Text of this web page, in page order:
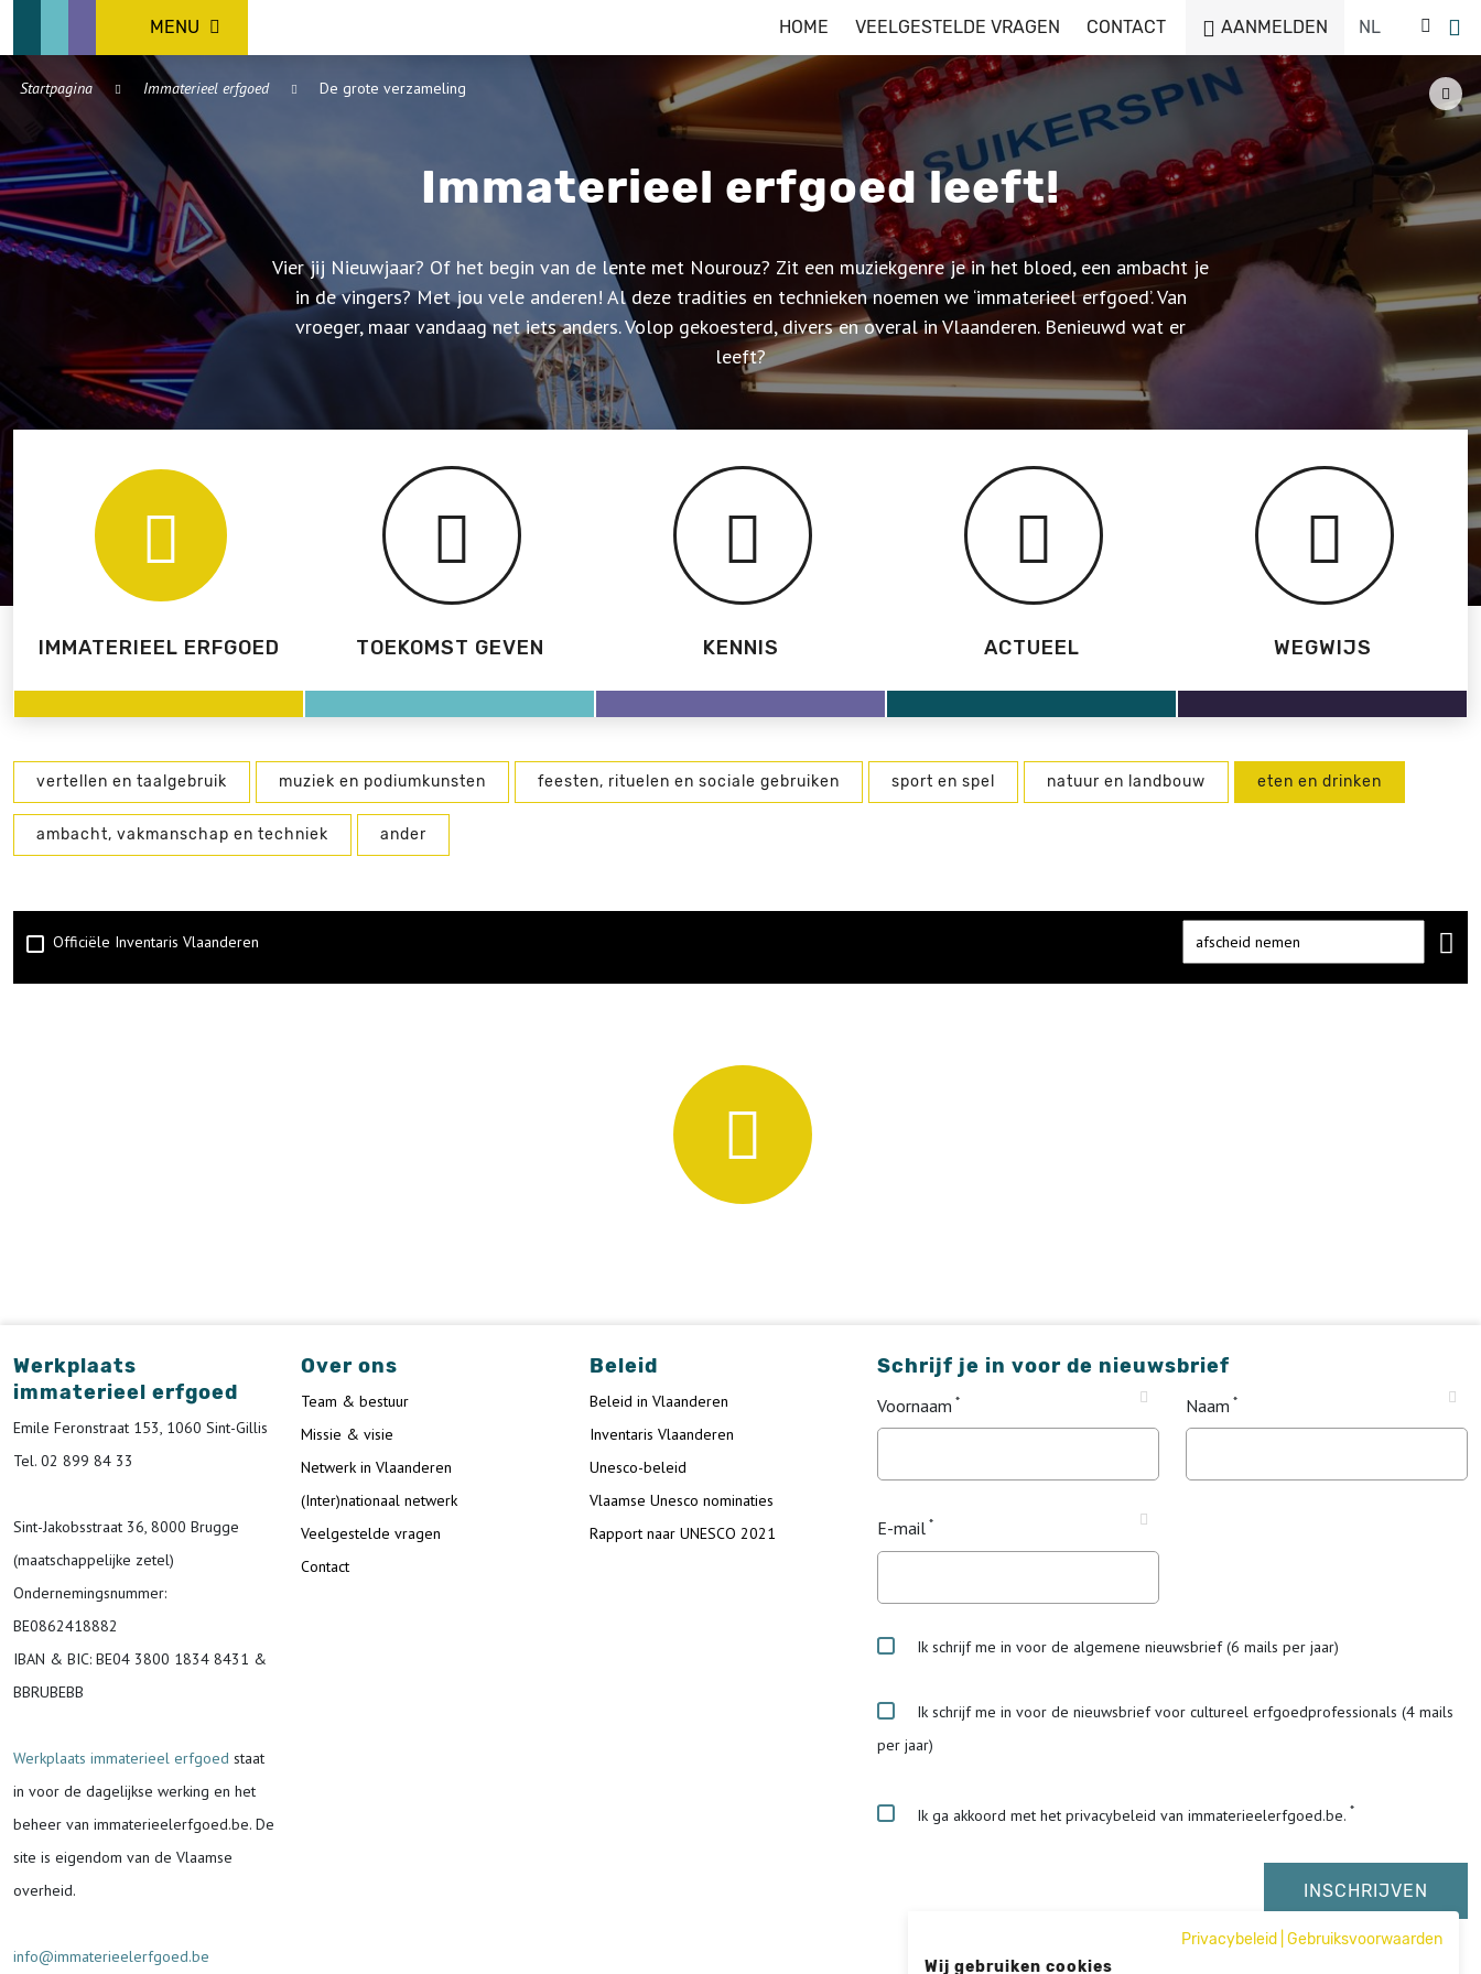
MENU HOME VEELGESTELDE VRAGEN CONTACT AANMELDEN
Startpagina Immaterieel erfgoed De grote verzameling
Immaterieel erfgoed leeft!
Vier jij Nieuwjaar? Of het begin van de lente met Nourouz? Zit een muziekgenre je in het bloed, een ambacht je
in de vingers? Met jou vele anderen! Al deze tradities en technieken noemen we ‘immaterieel erfgoed’. Van
vroeger, maar vandaag net iets anders. Volop gekoesterd, divers en overal in Vlaanderen. Benieuwd wat er
leeft?
IMMATERIEEL ERFGOED TOEKOMST GEVEN KENNIS ACTUEEL WEGWIJS
vertellen en taalgebruik muziek en podiumkunsten feesten, rituelen en sociale gebruiken sport en spel natuur en landbouw eten en drinken
ambacht, vakmanschap en techniek ander
Officiële Inventaris Vlaanderen
Werkplaats
immaterieel erfgoed
Emile Feronstraat 153, 1060 Sint-Gillis
Tel. 02 899 84 33
Sint-Jakobsstraat 36, 8000 Brugge
(maatschappelijke zetel)
Ondernemingsnummer:
BE0862418882
IBAN & BIC: BE04 3800 1834 8431 &
BBRUBEBB
Werkplaats immaterieel erfgoed staat
in voor de dagelijkse werking en het
beheer van immaterieelerfgoed.be. De
site is eigendom van de Vlaamse
overheid.
info@immaterieelerfgoed.be
Over ons
Team & bestuur
Missie & visie
Netwerk in Vlaanderen
(Inter)nationaal netwerk
Veelgestelde vragen
Contact
Beleid
Beleid in Vlaanderen
Inventaris Vlaanderen
Unesco-beleid
Vlaamse Unesco nominaties
Rapport naar UNESCO 2021
Schrijf je in voor de nieuwsbrief
Voornaam Naam
E-mail
Ik schrijf me in voor de algemene nieuwsbrief (6 mails per jaar)
Ik schrijf me in voor de nieuwsbrief voor cultureel erfgoedprofessionals (4 mails
per jaar)
Ik ga akkoord met het privacybeleid van immaterieelerfgoed.be.
Privacybeleid
Gebruiksvoorwaarden
Wij gebruiken cookies